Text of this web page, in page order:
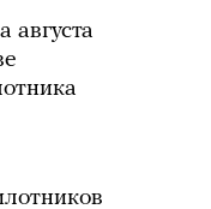
августа